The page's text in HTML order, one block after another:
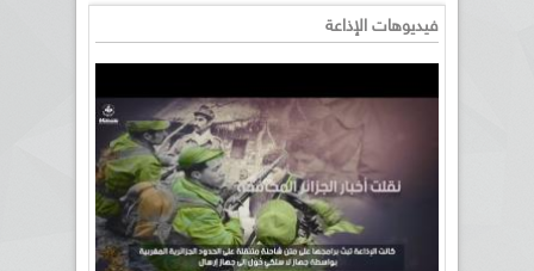
فيديوهات الإذاعة